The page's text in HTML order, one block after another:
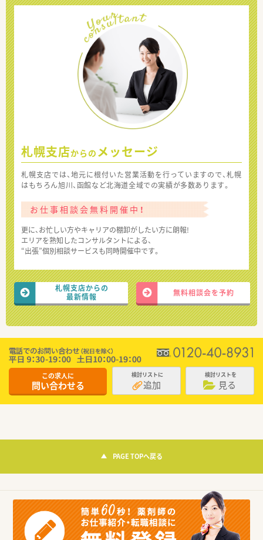
札幌支店からの メッセージ
札幌支店では、地元に根付いた営業活動を行っていますので、札幌
はもちろん旭川、函館など北海道全域での実績が多数あります。
お仕事相談会無料開催中！
更に、お忙しい方やキャリアの棚卸がしたい方に朗報!
エリアを熟知したコンサルタントによる、
“出張”個別相談サービスも同時開催中です。
札幌支店からの
最新情報
無料相談会を予約
この求人に
問い合わせる
検討リストに
追加
検討リストを
見る
PAGE TOPへ戻る